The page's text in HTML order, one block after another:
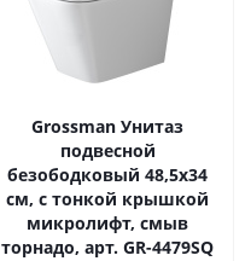
Grossman Унитаз
подвесной
безободковый 48,5х34
см, с тонкой крышкой
микролифт, смыв
торнадо, арт. GR-4479SQ